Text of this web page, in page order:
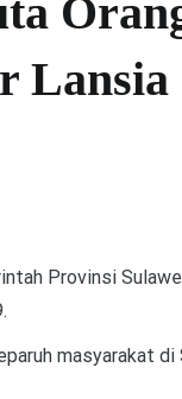
Provinsi
masyarakat